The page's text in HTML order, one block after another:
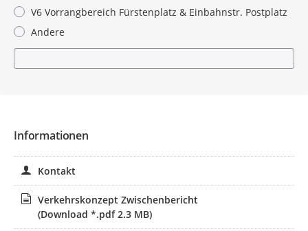
V6 Vorrangbereich Fürstenplatz & Einbahnstr. Postplatz
Andere
Informationen
Kontakt
Verkehrskonzept Zwischenbericht
(Download *.pdf 2.3 MB)